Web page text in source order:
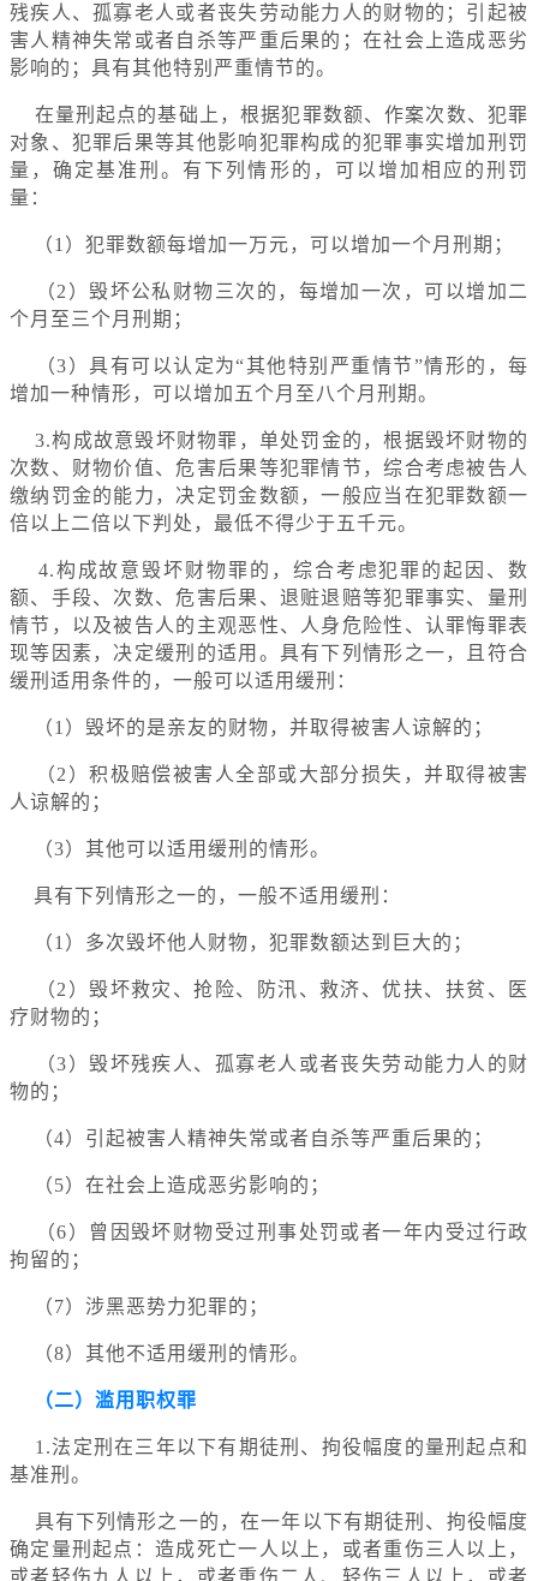
残疾人、孤寡老人或者丧失劳动能力人的财物的；引起被
害人精神失常或者自杀等严重后果的；在社会上造成恶劣
影响的；具有其他特别严重情节的。
在量刑起点的基础上，根据犯罪数额、作案次数、犯罪
对象、犯罪后果等其他影响犯罪构成的犯罪事实增加刑罚
量，确定基准刑。有下列情形的，可以增加相应的刑罚
量：
（1）犯罪数额每增加一万元，可以增加一个月刑期；
（2）毁坏公私财物三次的，每增加一次，可以增加二
个月至三个月刑期；
（3）具有可以认定为“其他特别严重情节”情形的，每
增加一种情形，可以增加五个月至八个月刑期。
3.构成故意毁坏财物罪，单处罚金的，根据毁坏财物的
次数、财物价值、危害后果等犯罪情节，综合考虑被告人
缴纳罚金的能力，决定罚金数额，一般应当在犯罪数额一
倍以上二倍以下判处，最低不得少于五千元。
4.构成故意毁坏财物罪的，综合考虑犯罪的起因、数
额、手段、次数、危害后果、退赃退赔等犯罪事实、量刑
情节，以及被告人的主观恶性、人身危险性、认罪悔罪表
现等因素，决定缓刑的适用。具有下列情形之一，且符合
缓刑适用条件的，一般可以适用缓刑：
（1）毁坏的是亲友的财物，并取得被害人谅解的；
（2）积极赔偿被害人全部或大部分损失，并取得被害
人谅解的；
（3）其他可以适用缓刑的情形。
具有下列情形之一的，一般不适用缓刑：
（1）多次毁坏他人财物，犯罪数额达到巨大的；
（2）毁坏救灾、抢险、防汛、救济、优扶、扶贫、医
疗财物的；
（3）毁坏残疾人、孤寡老人或者丧失劳动能力人的财
物的；
（4）引起被害人精神失常或者自杀等严重后果的；
（5）在社会上造成恶劣影响的；
（6）曾因毁坏财物受过刑事处罚或者一年内受过行政
拘留的；
（7）涉黑恶势力犯罪的；
（8）其他不适用缓刑的情形。
（二）滥用职权罪
1.法定刑在三年以下有期徒刑、拘役幅度的量刑起点和
基准刑。
具有下列情形之一的，在一年以下有期徒刑、拘役幅度
确定量刑起点：造成死亡一人以上，或者重伤三人以上，
或者轻伤九人以上，或者重伤二人、轻伤三人以上，或者